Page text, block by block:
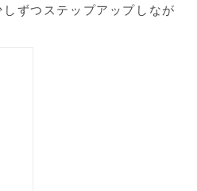
ずつステップアップしなが